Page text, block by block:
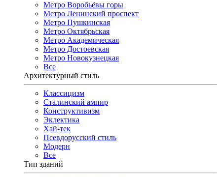
Метро Воробьёвы горы
Метро Ленинский проспект
Метро Пушкинская
Метро Октябрьская
Метро Академическая
Метро Достоевская
Метро Новокузнецкая
Все
Архитектурный стиль
Классицизм
Сталинский ампир
Конструктивизм
Эклектика
Хай-тек
Псевдорусский стиль
Модерн
Все
Тип зданий